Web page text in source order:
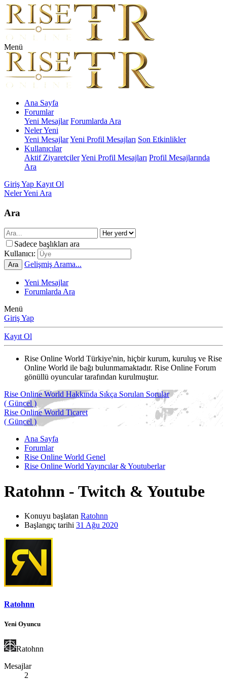
Menü
Ana Sayfa
Forumlar
Yeni Mesajlar Forumlarda Ara
Neler Yeni
Yeni MesajlarYeni Profil Mesajları Son Etkinlikler
Kullanıcılar
Aktif ZiyaretçilerYeni Profil Mesajları Profil Mesajlarında
Ara
Giriş Yap Kayıt Ol
Neler Yeni Ara
Ara
Sadece başlıkları ara
Kullanıcı:
Ara Gelişmiş Arama...
Yeni Mesajlar
Forumlarda Ara
Menü
Giriş Yap
Kayıt Ol
Rise Online World Türkiye'nin, hiçbir kurum, kuruluş ve Rise
Online World ile bağı bulunmamaktadır. Rise Online Forum
gönüllü oyuncular tarafından kurulmuştur.
Rise Online World Hakkında Sıkça Sorulan Sorular
( Güncel )
Rise Online World Ticaret
( Güncel )
Ana Sayfa
Forumlar
Rise Online World Genel
Rise Online World Yayıncılar & Youtuberlar
Ratohnn - Twitch & Youtube
Konuyu başlatan Ratohnn
Başlangıç tarihi 31 Ağu 2020
Ratohnn
Yeni Oyuncu
Ratohnn
Mesajlar
2